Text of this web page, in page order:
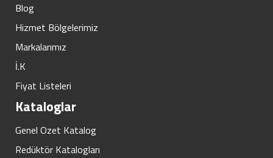
Blog
Hizmet Bölgelerimiz
Markalarımız
İ.K
Fiyat Listeleri
Kataloglar
Genel Ozet Katalog
Redüktör Katalogları